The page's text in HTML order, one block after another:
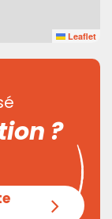
Leaflet
?